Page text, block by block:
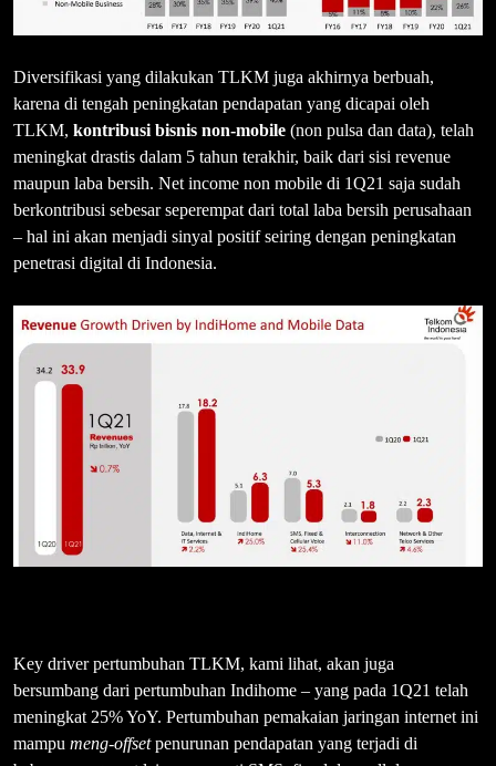
Diversifikasi yang dilakukan TLKM juga akhirnya berbuah,
karena di tengah peningkatan pendapatan yang dicapai oleh
TLKM, kontribusi bisnis non-mobile (non pulsa dan data), telah
meningkat drastis dalam 5 tahun terakhir, baik dari sisi revenue
maupun laba bersih. Net income non mobile di 1Q21 saja sudah
berkontribusi sebesar seperempat dari total laba bersih perusahaan
– hal ini akan menjadi sinyal positif seiring dengan peningkatan
penetrasi digital di Indonesia.
Key driver pertumbuhan TLKM, kami lihat, akan juga
bersumbang dari pertumbuhan Indihome – yang pada 1Q21 telah
meningkat 25% YoY. Pertumbuhan pemakaian jaringan internet ini
mampu meng-offsetpenurunan pendapatan yang terjadi di